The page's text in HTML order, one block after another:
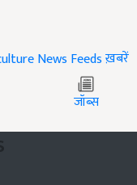
ख़बरें
जॉब्स